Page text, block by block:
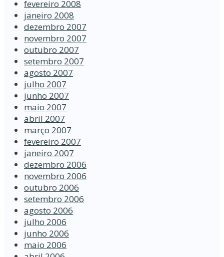
fevereiro 2008
janeiro 2008
dezembro 2007
novembro 2007
outubro 2007
setembro 2007
agosto 2007
julho 2007
junho 2007
maio 2007
abril 2007
março 2007
fevereiro 2007
janeiro 2007
dezembro 2006
novembro 2006
outubro 2006
setembro 2006
agosto 2006
julho 2006
junho 2006
maio 2006